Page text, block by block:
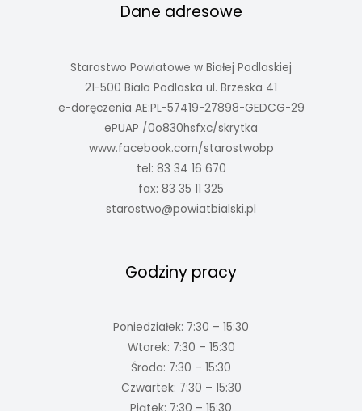
Dane adresowe
Starostwo Powiatowe w Białej Podlaskiej
21-500 Biała Podlaska ul. Brzeska 41
e-doręczenia AE:PL-57419-27898-GEDCG-29
ePUAP /0o830hsfxc/skrytka
www.facebook.com/starostwobp
tel: 83 34 16 670
fax: 83 35 11 325
starostwo@powiatbialski.pl
Godziny pracy
Poniedziałek: 7:30 – 15:30
Wtorek: 7:30 – 15:30
Środa: 7:30 – 15:30
Czwartek: 7:30 – 15:30